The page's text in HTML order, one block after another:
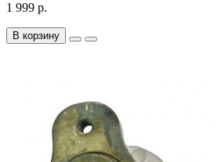
1 999 р.
В корзину